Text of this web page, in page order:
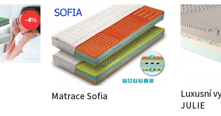
-4%
Matrace Sofia
Luxusní
JULIE